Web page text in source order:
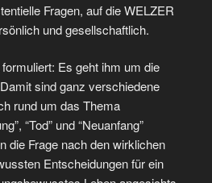
Fragen, auf die WELZER
und gesellschaftlich.
Es geht ihm um die
sind ganz verschiedene
rund um das Thema
“Tod” und “Neuanfang”
die Frage nach den wirklichen
Entscheidungen für ein